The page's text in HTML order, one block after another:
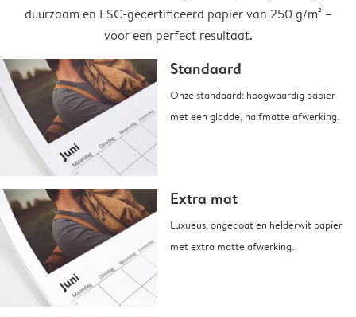
duurzaam en FSC-gecertificeerd papier van 250 g/m² –
voor een perfect resultaat.
Standaard
Onze standaard: hoogwaardig papier
met een gladde, halfmatte afwerking.
Extra mat
Luxueus, ongecoat en helderwit papier
met extra matte afwerking.